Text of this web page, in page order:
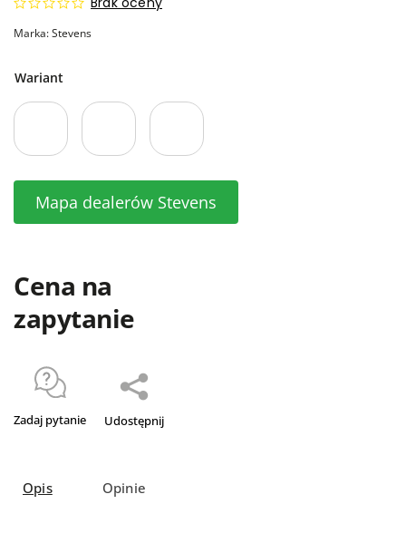
Marka:Stevens
Wariant
Mapa dealerów Stevens
Cena na
zapytanie
Zadaj pytanie Udostępnij
Opis Opinie